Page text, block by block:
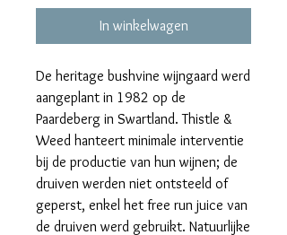
In winkelwagen
De heritage bushvine wijngaard werd
aangeplant in 1982 op de
Paardeberg in Swartland. Thistle &
Weed hanteert minimale interventie
bij de productie van hun wijnen; de
druiven werden niet ontsteeld of
geperst, enkel het free run juice van
de druiven werd gebruikt. Natuurlijke